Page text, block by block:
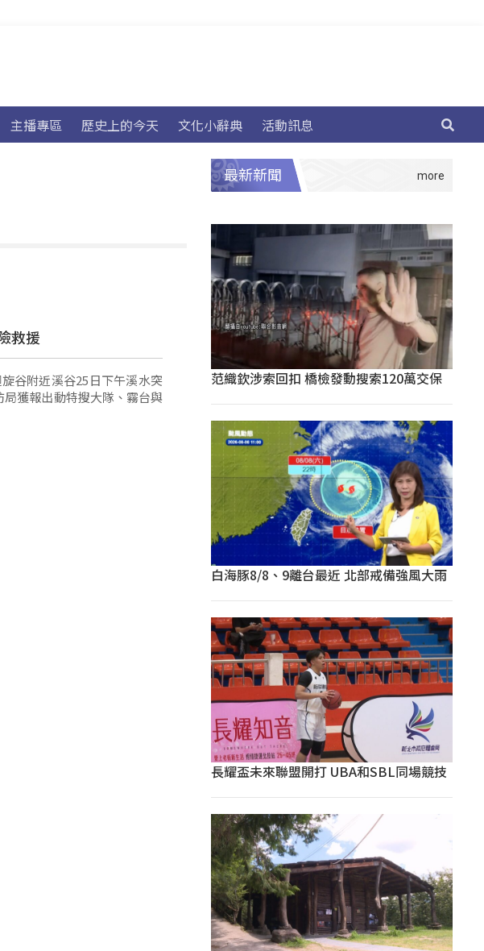
主播專區 歷史上的今天 文化小辭典 活動訊息
救援
谷附近溪谷25日下午溪水突
獲報出動特搜大隊、霧台與
最新新聞
范織欽涉索回扣 橋檢發動搜索120萬交保
白海豚8/8、9離台最近 北部戒備強風大雨
長耀盃未來聯盟開打 UBA和SBL同場競技